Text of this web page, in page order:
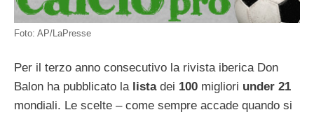
Foto: AP/LaPresse
Per il terzo anno consecutivo la rivista iberica Don
Balon ha pubblicato la listadei 100 migliori under 21
mondiali. Le scelte – come sempre accade quando si